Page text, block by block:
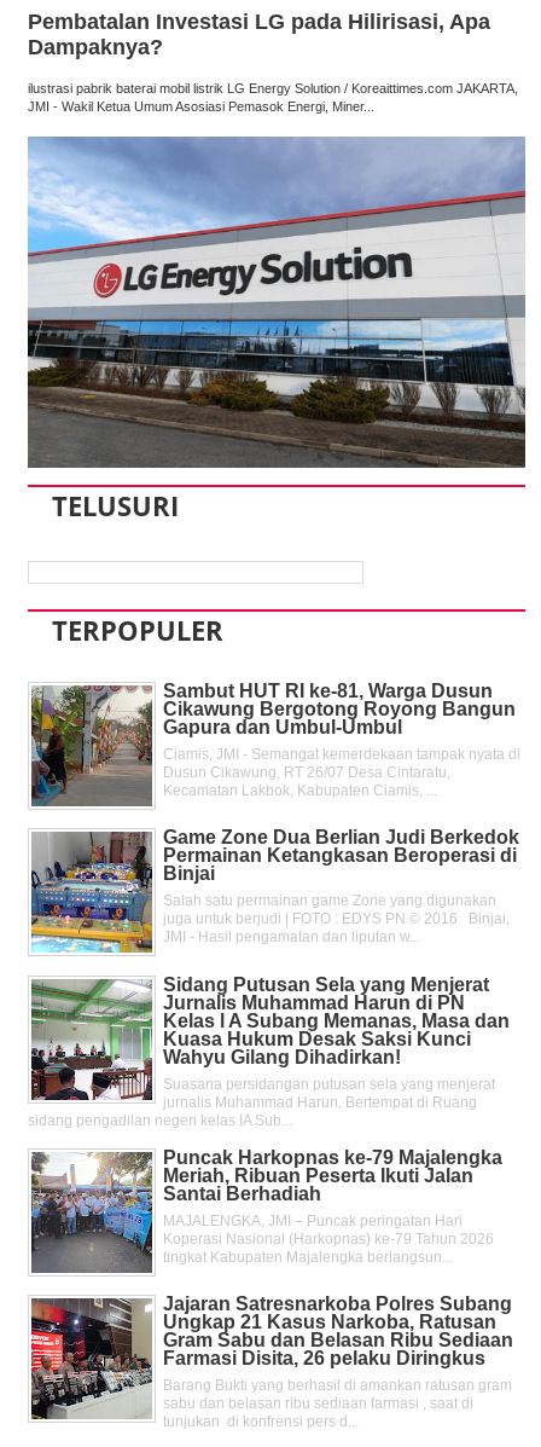
Pembatalan Investasi LG pada Hilirisasi, Apa
Dampaknya?
ilustrasi pabrik baterai mobil listrik LG Energy Solution / Koreaittimes.com JAKARTA,
JMI - Wakil Ketua Umum Asosiasi Pemasok Energi, Miner...
TELUSURI
TERPOPULER
Sambut HUT RI ke-81, Warga Dusun
Cikawung Bergotong Royong Bangun
Gapura dan Umbul-Umbul
Ciamis, JMI - Semangat kemerdekaan tampak nyata di
Dusun Cikawung, RT 26/07 Desa Cintaratu,
Kecamatan Lakbok, Kabupaten Ciamis, ...
Game Zone Dua Berlian Judi Berkedok
Permainan Ketangkasan Beroperasi di
Binjai
Salah satu permainan game Zone yang digunakan
juga untuk berjudi | FOTO : EDYS PN © 2016 Binjai,
JMI - Hasil pengamatan dan liputan w...
Sidang Putusan Sela yang Menjerat
Jurnalis Muhammad Harun di PN
Kelas l A Subang Memanas, Masa dan
Kuasa Hukum Desak Saksi Kunci
Wahyu Gilang Dihadirkan!
Suasana persidangan putusan sela yang menjerat
jurnalis Muhammad Harun, Bertempat di Ruang
sidang pengadilan negeri kelas IA Sub...
Puncak Harkopnas ke-79 Majalengka
Meriah, Ribuan Peserta Ikuti Jalan
Santai Berhadiah
MAJALENGKA, JMI – Puncak peringatan Hari
Koperasi Nasional (Harkopnas) ke-79 Tahun 2026
tingkat Kabupaten Majalengka berlangsun...
Jajaran Satresnarkoba Polres Subang
Ungkap 21 Kasus Narkoba, Ratusan
Gram Sabu dan Belasan Ribu Sediaan
Farmasi Disita, 26 pelaku Diringkus
Barang Bukti yang berhasil di amankan ratusan gram
sabu dan belasan ribu sediaan farmasi , saat di
tunjukan di konfrensi pers d...